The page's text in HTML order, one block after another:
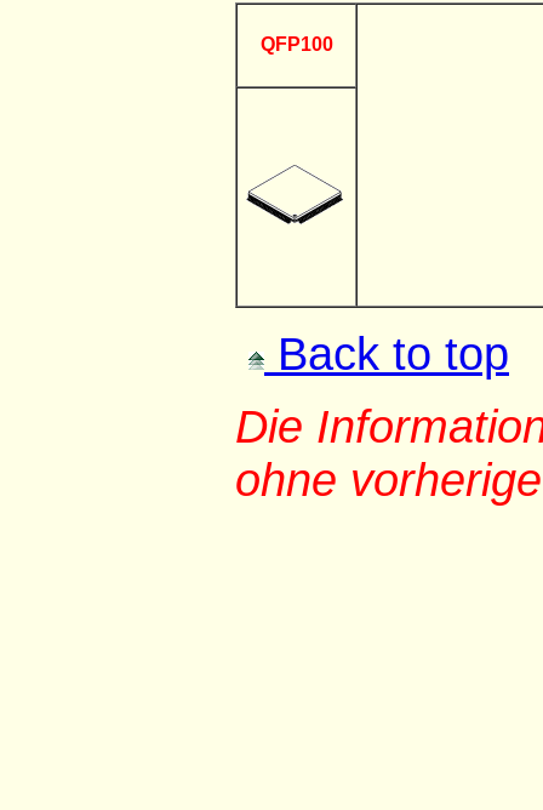
QFP100
Back to top
Die
ohne